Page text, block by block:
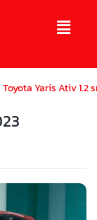
Toyota Yaris Ativ 1.2